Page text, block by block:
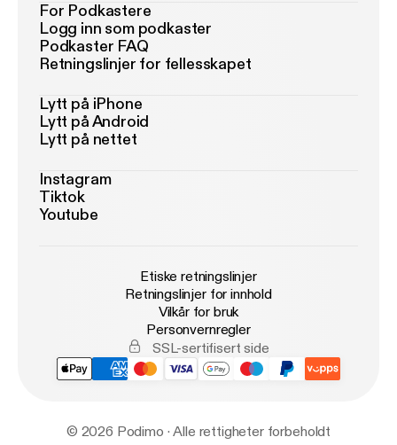
For Podkastere
Logg inn som podkaster
Podkaster FAQ
Retningslinjer for fellesskapet
Lytt på iPhone
Lytt på Android
Lytt på nettet
Instagram
Tiktok
Youtube
Etiske retningslinjer
Retningslinjer for innhold
Vilkår for bruk
Personvernregler
SSL-sertifisert side
© 2026 Podimo · Alle rettigheter forbeholdt